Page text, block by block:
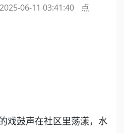
06-11 03:41:40
点
鼓声在社区里荡漾，水